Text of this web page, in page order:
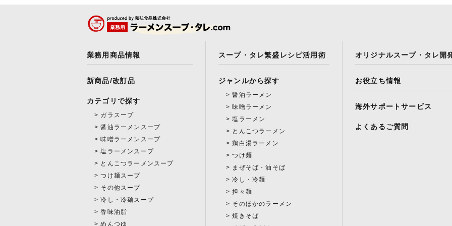
業務用商品情報
新商品/改訂品
カテゴリで探す
ガラスープ
醤油ラーメンスープ
味噌ラーメンスープ
塩ラーメンスープ
とんこつラーメンスープ
つけ麺スープ
その他スープ
冷し・冷麺スープ
香味油脂
めんつゆ
スープ・タレ繁盛レシピ活用術
ジャンルから探す
醤油ラーメン
味噌ラーメン
塩ラーメン
とんこつラーメン
鶏白湯ラーメン
つけ麺
まぜそば・油そば
冷し・冷麺
担々麺
そのほかのラーメン
焼きそば
オリジナルスープ・タレ開
お役立ち情報
海外サポートサービス
よくあるご質問